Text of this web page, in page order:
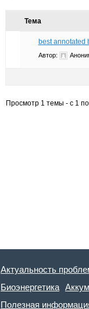
Тема
best annotated
Автор:
Просмотр 1 темы - с 1 по
Актуальность
Биоэнергетика
Полезная